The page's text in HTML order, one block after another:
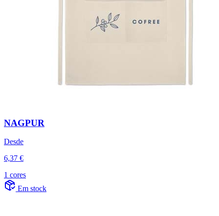
NAGPUR
Desde
6,37 €
1 cores
Em stock